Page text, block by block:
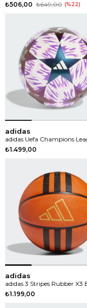
₺506,00 ₺649,00 %22
adidas
₺1.499,00
adidas
₺1.199,00